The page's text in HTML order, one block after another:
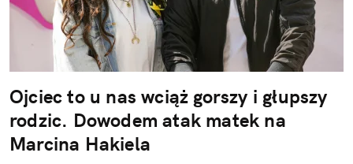
Ojciec to u nas wciąż gorszy i głupszy
rodzic. Dowodem atak matek na
Marcina Hakiela